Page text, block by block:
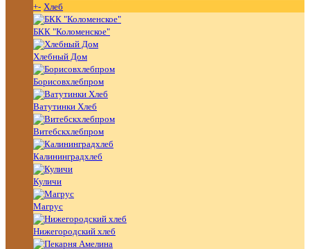
+- Хлеб
БКК "Коломенское"
Хлебный Дом
Борисовхлебпром
Ватутинки Хлеб
Витебскхлебпром
Калининградхлеб
Куличи
Магрус
Нижегородский хлеб